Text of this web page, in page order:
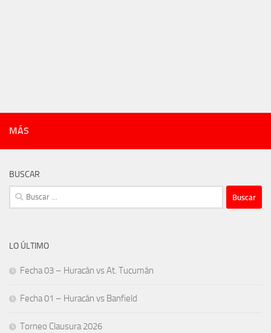
MÁS
BUSCAR
Buscar:
LO ÚLTIMO
Fecha 03 – Huracán vs At. Tucumán
Fecha 01 – Huracán vs Banfield
Torneo Clausura 2026